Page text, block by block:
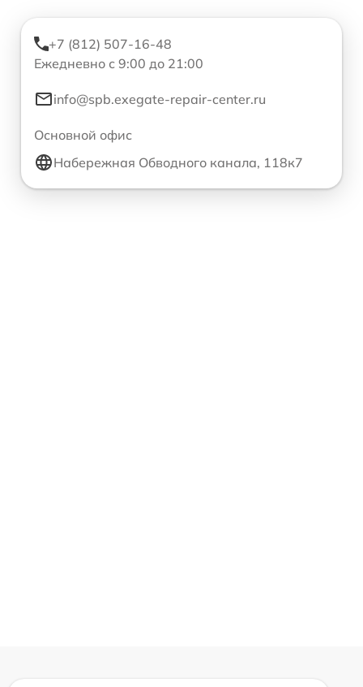
+7 (812) 507-16-48
Ежедневно с 9:00 до 21:00
info@spb.exegate-repair-center.ru
Основной офис
Набережная Обводного канала, 118к7